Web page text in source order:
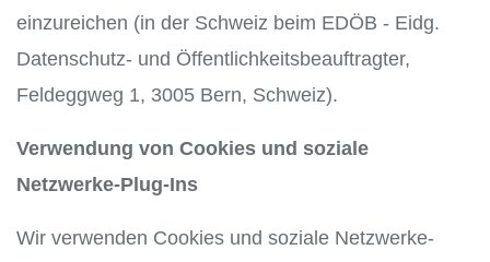
einzureichen (in der Schweiz beim EDÖB - Eidg.
Datenschutz- und Öffentlichkeitsbeauftragter,
Feldeggweg 1, 3005 Bern, Schweiz).
Verwendung von Cookies und soziale
Netzwerke-Plug-Ins
Wir verwenden Cookies und soziale Netzwerke-